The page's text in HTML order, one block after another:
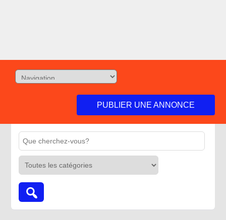
PUBLIER UNE ANNONCE